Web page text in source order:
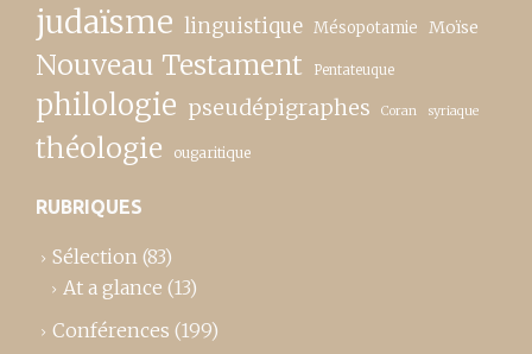
judaïsme linguistique Mésopotamie Moïse
Nouveau Testament Pentateuque
philologie pseudépigraphes Coran syriaque
théologie ougaritique
RUBRIQUES
Sélection (83)
At a glance (13)
Conférences (199)